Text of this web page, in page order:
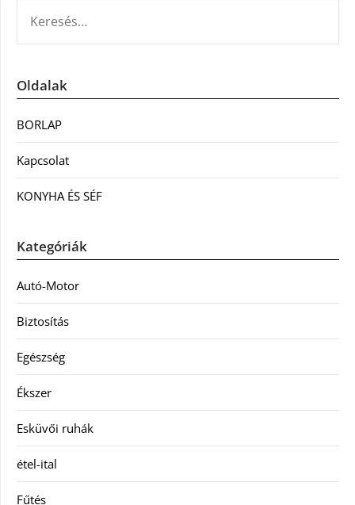
Oldalak
BORLAP
Kapcsolat
KONYHA ÉS SÉF
Kategóriák
Autó-Motor
Biztosítás
Egészség
Ékszer
Esküvői ruhák
étel-ital
Fűtés